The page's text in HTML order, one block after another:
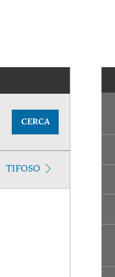
CERCA
TIFOSO